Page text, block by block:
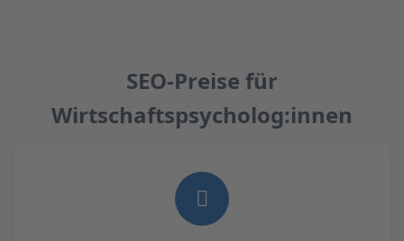
SEO-Preise für
Wirtschaftspsycholog:innen